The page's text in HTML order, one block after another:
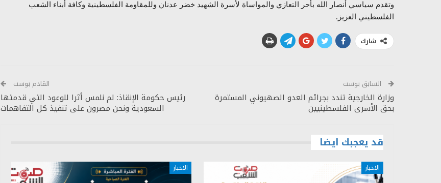
وتقدم سياسي أنصار الله بأحر التعازي والمواساة لأسرة الشهيد خضر عدنان وللمقاومة الفلسطينية وكافة أبناء الشعب
الفلسطيني العزيز.
شارك
السابق بوست
وزارة الخارجية تندد بجرائم العدو الصهيوني المستمرة
بحق الأسرى الفلسطينيين
القادم بوست
رئيس حكومة الإنقاذ: لم نلمس أثرا للوعود التي قدمتها
السعودية ونحن مصرون على تنفيذ كل التفاهمات
قد يعجبك ايضا
الاخبار الاخبار